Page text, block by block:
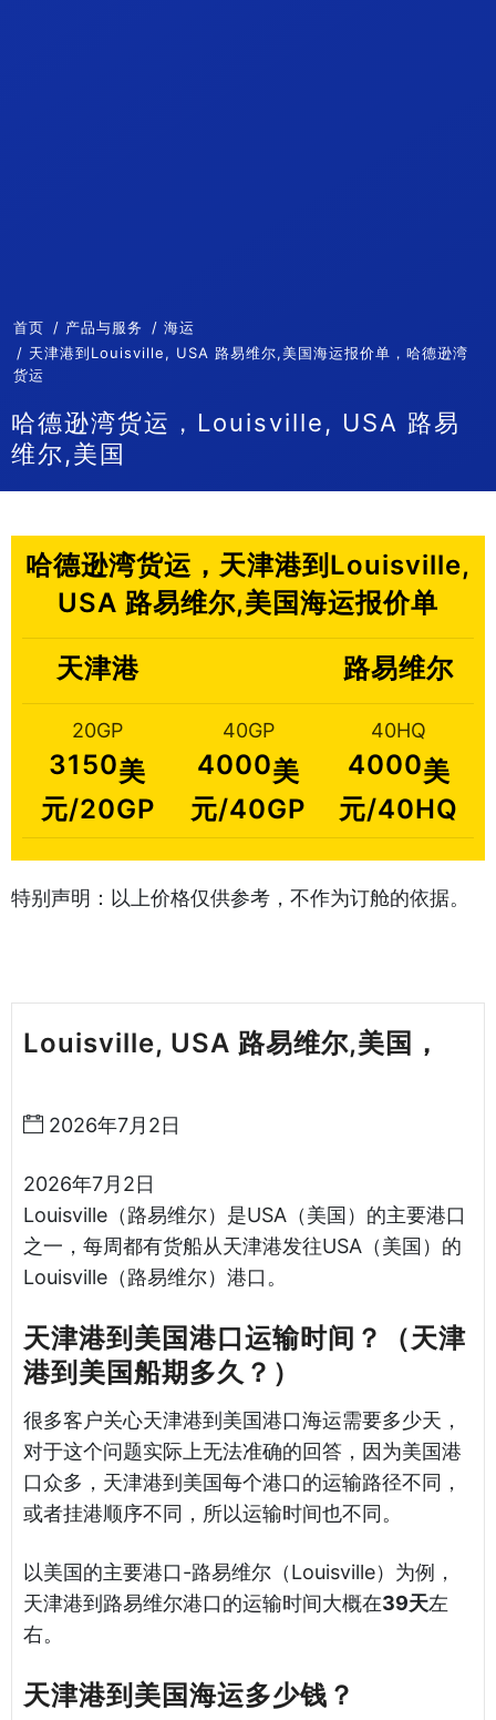
首页 产品与服务
海运
天津港到Louisville, USA 路易维尔,美国海运报价单，哈德逊湾
货运
哈德逊湾货运，Louisville, USA 路易
维尔,美国
哈德逊湾货运，天津港到Louisville,
USA 路易维尔,美国海运报价单
天津港 路易维尔
20GP
3150美
元/20GP
40GP
4000美
元/40GP
40HQ
4000美
元/40HQ
特别声明：以上价格仅供参考，不作为订舱的依据。
Louisville, USA 路易维尔,美国，
2026年7月2日
2026年7月2日
Louisville（路易维尔）是USA（美国）的主要港口
之一，每周都有货船从天津港发往USA（美国）的
Louisville（路易维尔）港口。
天津港到美国港口运输时间？（天津
港到美国船期多久？）
很多客户关心天津港到美国港口海运需要多少天，
对于这个问题实际上无法准确的回答，因为美国港
口众多，天津港到美国每个港口的运输路径不同，
或者挂港顺序不同，所以运输时间也不同。
以美国的主要港口-路易维尔（Louisville）为例，
天津港到路易维尔港口的运输时间大概在39天左
右。
天津港到美国海运多少钱？